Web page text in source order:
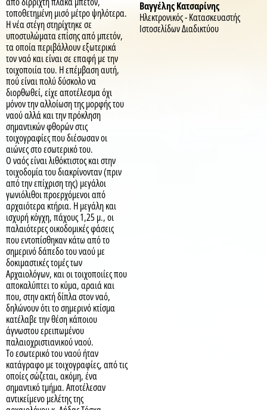
τοποθετημένη μισό μέτρο ψηλότερα.
Η νέα στέγη στηρίχτηκε σε
υποστυλώματα επίσης από μπετόν,
τα οποία περιβάλλουν εξωτερικά
τον ναό και είναι σε επαφή με την
τοιχοποιία του. Η επέμβαση αυτή,
πού είναι πολύ δύσκολο να
διορθωθεί, είχε αποτέλεσμα όχι
μόνον την αλλοίωση της μορφής του
ναού αλλά και την πρόκληση
σημαντικών φθορών στις
τοιχογραφίες που διέσωσαν οι
αιώνες στο εσωτερικό του.
Ο ναός είναι λιθόκτιστος και στην
τοιχοδομία του διακρίνονταν (πριν
από την επίχριση της) μεγάλοι
γωνιόλιθοι προερχόμενοι από
αρχαιότερα κτήρια. Η μεγάλη και
ισχυρή κόγχη, πάχους 1,25 μ., οι
παλαιότερες οικοδομικές φάσεις
που εντοπίσθηκαν κάτω από το
σημερινό δάπεδο του ναού με
δοκιμαστικές τομές των
Αρχαιολόγων, και οι τοιχοποιίες που
αποκαλύπτει το κύμα, αραιά και
που, στην ακτή δίπλα στον ναό,
δηλώνουν ότι το σημερινό κτίσμα
κατέλαβε την θέση κάποιου
άγνωστου ερειπωμένου
παλαιοχριστιανικού ναού.
Το εσωτερικό του ναού ήταν
κατάγραφο με τοιχογραφίες, από τις
οποίες σώζεται, ακόμη, ένα
σημαντικό τμήμα. Αποτέλεσαν
αντικείμενο μελέτης της
Βαγγέλης Κατσαρίνης
Ηλεκτρονικός - Κατασκευαστής
Ιστοσελίδων Διαδικτύου